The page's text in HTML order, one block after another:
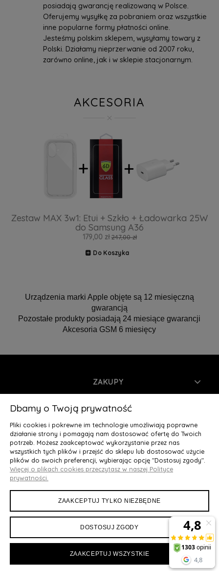
posiadają gwarancję realizowaną w Polsce.
Oferujemy wysyłkę za pobraniem oraz wszystkie
inne popularne formy płatności online.
Jesteśmy polskim sklepem, wysyłamy towary z
Polski. Działamy nieprzerwanie od 2007 roku,
zarówno online, jak i w sklepie stacjonarnym.
AKCESORIA
Zestaw MAX 3w1: Etui + Szkło + Ładowarka 25W
do Samsung A36
179,00 zł 247,00 zł
Do Koszyka
Urządzenia marki Apple objęte są 12 miesięczną
gwarancją
Pozostałe produkty posiadają 24 miesiące gwarancji
Akcesoria GSM 6 miesięcy
ZAKUPY
INFORMACJE
MOJE KONTO
O NAS
Deluxury.pl
Dbamy o Twoją prywatność
Pliki cookies i pokrewne im technologie umożliwiają poprawne
działanie strony i pomagają nam dostosować ofertę do Twoich
potrzeb. Możesz zaakceptować wykorzystanie przez nas
wszystkich tych plików i przejść do sklepu lub dostosować użycie
plików do swoich preferencji, wybierając opcję "Dostosuj zgody".
Więcej o plikach cookies przeczytasz w naszej Polityce
prywatności.
ZAAKCEPTUJ TYLKO NIEZBĘDNE
DOSTOSUJ ZGODY
ZAAKCEPTUJ WSZYSTKIE